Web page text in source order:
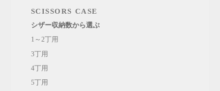
SCISSORS CASE
シザー収納数から選ぶ
1～2丁用
3丁用
4丁用
5丁用